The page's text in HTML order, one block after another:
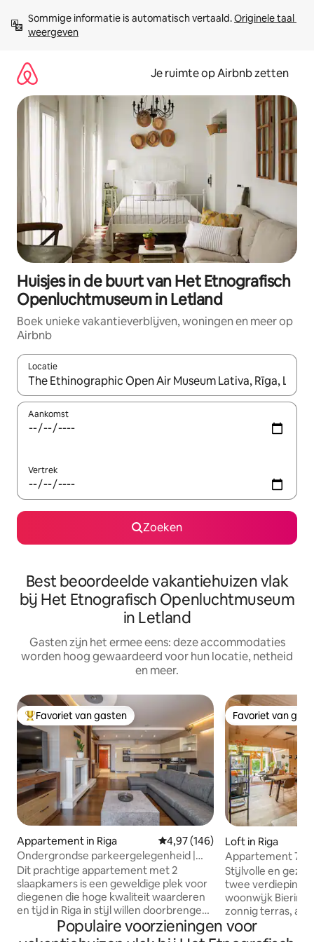
direct
naar
Sommige informatie is automatisch vertaald. Originele taal
weergeven
Je ruimte op Airbnb zetten
Huisjes in de buurt van Het Etnografisch
Openluchtmuseum in Letland
Boek unieke vakantieverblijven, woningen en meer op
Airbnb
Locatie
Wanneer er suggesties beschikbaar zijn, maak je een keuze
Aankomst
Vertrek
Zoeken
Best beoordeelde vakantiehuizen vlak
bij Het Etnografisch Openluchtmuseum
in Letland
Gasten zijn het ermee eens: deze accommodaties
worden hoog gewaardeerd voor hun locatie, netheid
en meer.
Topfavoriet van gasten
Favoriet van gasten
Appartement in Riga Gemiddelde beoordeling van
4,97 (146)
Ondergrondse parkeergelegenheid |
Favoriet bij gasten | 125 m2!
Dit prachtige appartement met 2
slaapkamers is een geweldige plek voor
diegenen die hoge kwaliteit waarderen
en tijd in Riga in stijl willen doorbrengen.
Het ligt op een geweldige locatie in de
Oude Stad. Hier verblijven betekent dat
Favoriet van
Favoriet van
Loft in Riga
Appartement 71
Stijlvolle en
twee
woonwijk Bieriņi,
zonnig terras,
en gratis
naar de
Populaire voorzieningen voor